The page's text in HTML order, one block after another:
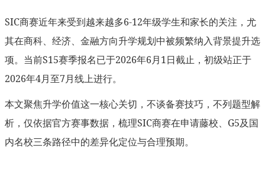
SIC商赛近年来受到越来越多6-12年级学生和家长的关注，尤
其在商科、经济、金融方向升学规划中被频繁纳入背景提升选
项。当前S15赛季报名已于2026年6月1日截止，初级站正于
2026年4月至7月线上进行。
本文聚焦升学价值这一核心关切，不谈备赛技巧，不列题型解
析，仅依据官方赛事数据，梳理SIC商赛在申请藤校、G5及国
内名校三条路径中的差异化定位与合理预期。